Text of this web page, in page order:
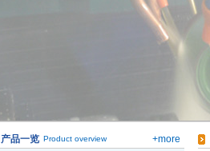
产品一览 Product overview
+more